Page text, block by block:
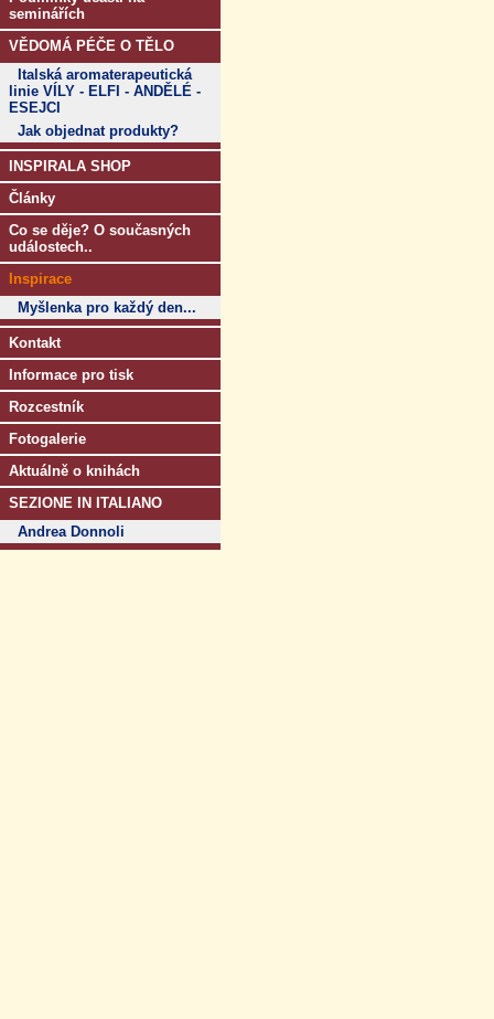
seminářích
VĚDOMÁ PÉČE O TĚLO
Italská aromaterapeutická
linie VÍLY - ELFI - ANDĚLÉ -
ESEJCI
Jak objednat produkty?
INSPIRALA SHOP
Články
Co se děje? O současných
událostech..
Inspirace
Myšlenka pro každý den...
Kontakt
Informace pro tisk
Rozcestník
Fotogalerie
Aktuálně o knihách
SEZIONE IN ITALIANO
Andrea Donnoli